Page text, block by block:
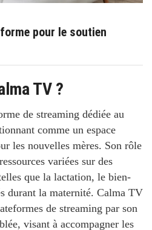
pour le soutien
TV ?
de streaming dédiée au
comme un espace
les nouvelles mères. Son rôle
variées sur des
que la lactation, le bien-
durant la maternité. Calma TV
de streaming par son
visant à accompagner les